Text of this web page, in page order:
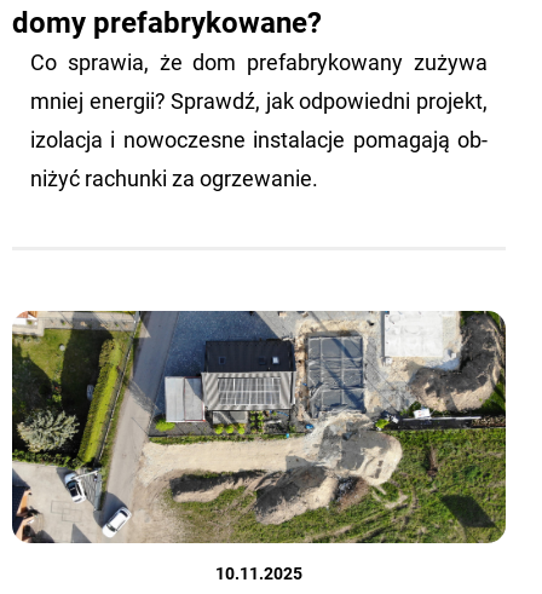
domy prefabrykowane?
Co spra­wia, że dom pre­fa­bry­ko­wa­ny zu­ży­wa
mniej ener­gii? Sprawdź, jak od­po­wied­ni pro­jekt,
izo­la­cja i no­wo­cze­sne in­sta­la­cje po­ma­ga­ją ob­
ni­żyć ra­chun­ki za ogrze­wa­nie.
10.11.2025